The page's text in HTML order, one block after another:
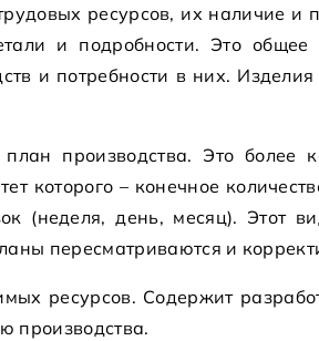
ресурсов, их наличие и
и подробности. Это
и потребности в них.
производства. Это более
которого – конечное
(неделя, день, месяц). Этот
пересматриваются и
ресурсов. Содержит
производства.